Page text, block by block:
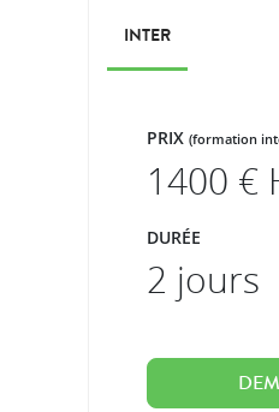
INTER
PRIX(formation
1400 €
DURÉE
2 jours